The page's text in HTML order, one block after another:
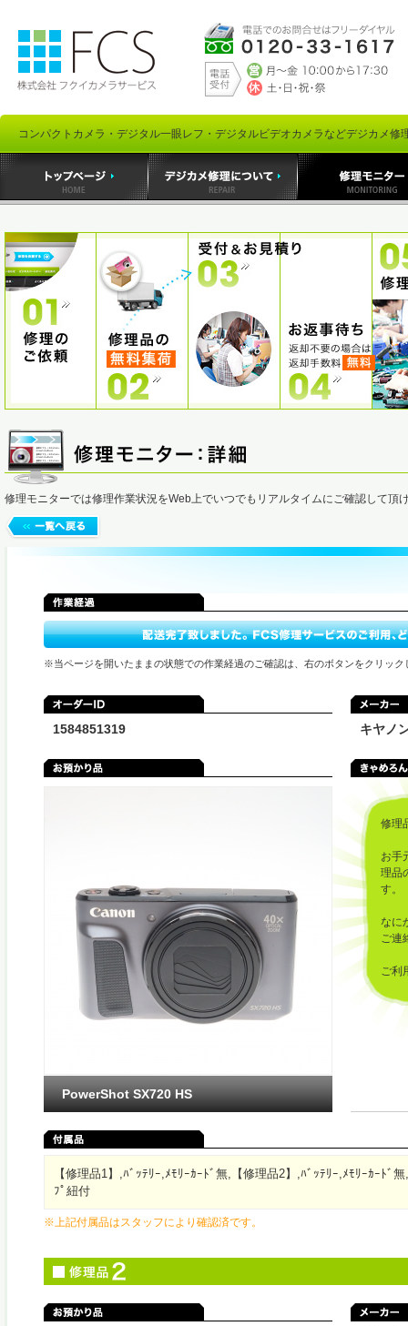
コンパクトカメラ・デジタル一眼レフ・デジタルビデオカメラなどデジカメ修
修理モニターでは修理作業状況をWeb上でいつでもリアルタイムにご確認して頂
※当ページを開いたままの状態での作業経過のご確認は、右のボタンをクリック
1584851319 キヤノ
修理
お手
理品
す。
なに
ご連
ご利
PowerShot SX720 HS
【修理品1】,ﾊﾞｯﾃﾘｰ,ﾒﾓﾘｰｶｰﾄﾞ無,【修理品2】,ﾊﾞｯﾃﾘｰ,ﾒﾓﾘｰｶｰﾄﾞ
ﾌﾟ紐付
※上記付属品はスタッフにより確認済です。